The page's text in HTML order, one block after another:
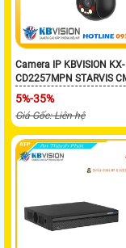
Camera IP KBVISION KX-
CD2257MPN STARVIS
5%-35%
Giá Gốc: Liên hệ